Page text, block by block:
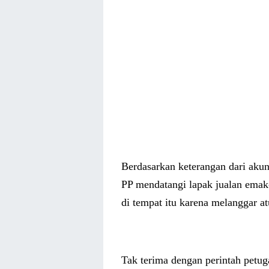
Berdasarkan keterangan dari
PP mendatangi lapak jualan
di tempat itu karena melanggar
Tak terima dengan perintah